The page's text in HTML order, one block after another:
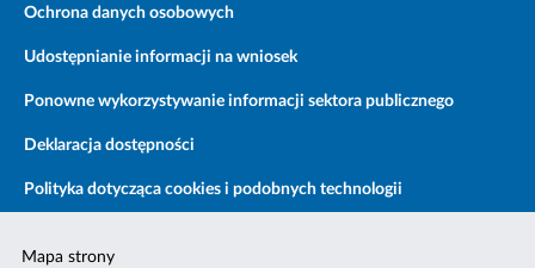
Ochrona danych osobowych
Udostępnianie informacji na wniosek
Ponowne wykorzystywanie informacji sektora publicznego
Deklaracja dostępności
Polityka dotycząca cookies i podobnych technologii
Mapa strony